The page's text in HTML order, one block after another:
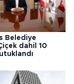
Belediye
dahil 10